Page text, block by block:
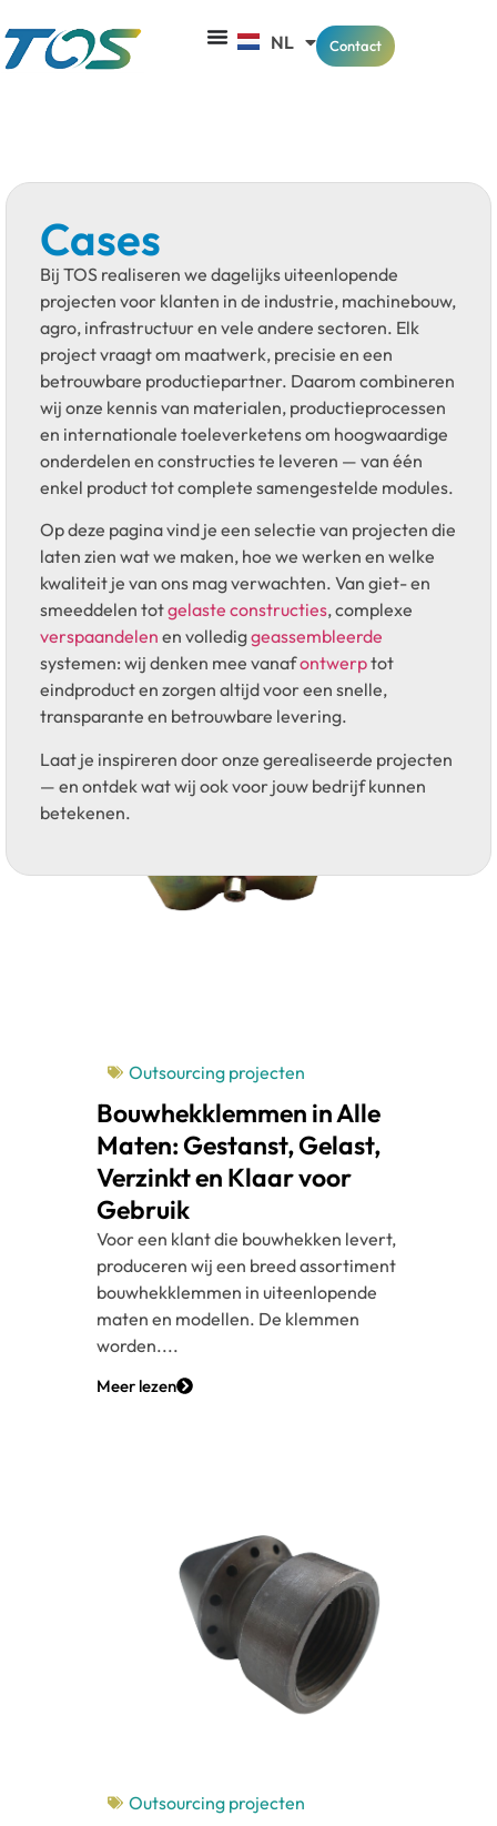
NL
EN Contact
Cases
Bij TOS realiseren we dagelijks uiteenlopende
projecten voor klanten in de industrie, machinebouw,
agro, infrastructuur en vele andere sectoren. Elk
project vraagt om maatwerk, precisie en een
betrouwbare productiepartner. Daarom combineren
wij onze kennis van materialen, productieprocessen
en internationale toeleverketens om hoogwaardige
onderdelen en constructies te leveren — van één
enkel product tot complete samengestelde modules.
Op deze pagina vind je een selectie van projecten die
laten zien wat we maken, hoe we werken en welke
kwaliteit je van ons mag verwachten. Van giet- en
smeeddelen totgelaste constructies, complexe
verspaandelen en vollediggeassembleerde
systemen: wij denken mee vanafontwerptot
eindproduct en zorgen altijd voor een snelle,
transparante en betrouwbare levering.
Laat je inspireren door onze gerealiseerde projecten
— en ontdek wat wij ook voor jouw bedrijf kunnen
betekenen.
Outsourcing projecten
Bouwhekklemmen in Alle
Maten: Gestanst, Gelast,
Verzinkt en Klaar voor
Gebruik
Voor een klant die bouwhekken levert,
produceren wij een breed assortiment
bouwhekklemmen in uiteenlopende
maten en modellen. De klemmen
worden....
Meer lezen
Outsourcing projecten